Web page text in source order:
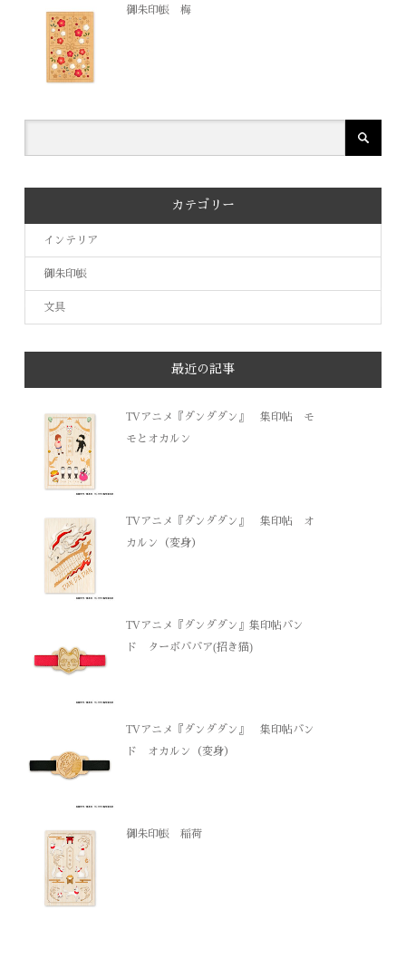
御朱印帳 梅
カテゴリー
インテリア
御朱印帳
文具
最近の記事
TVアニメ『ダンダダン』 集印帖 モ
モとオカルン
TVアニメ『ダンダダン』 集印帖 オ
カルン（変身）
TVアニメ『ダンダダン』集印帖バン
ド ターボババア(招き猫)
TVアニメ『ダンダダン』 集印帖バン
ド オカルン（変身）
御朱印帳 稲荷